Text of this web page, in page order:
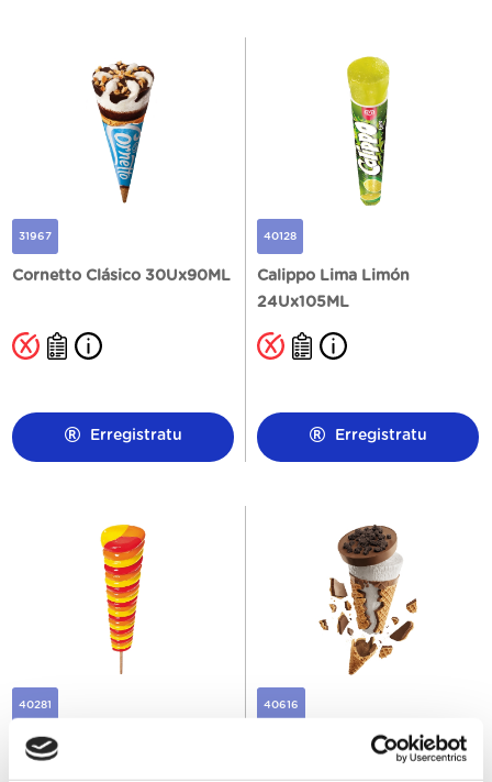
31967
Cornetto Clásico 30Ux90ML
Erregistratu
40128
Calippo Lima Limón
24Ux105ML
Erregistratu
40281
Super Twister 28Ux110ML
40616
Cornetto Crush Cookies